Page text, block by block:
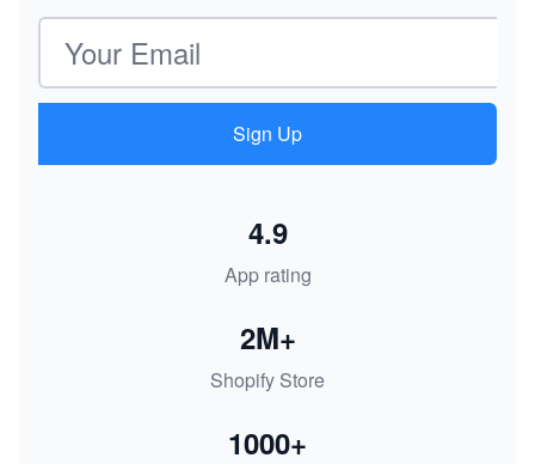
Email address
Sign Up
App rating
4.9
Shopify Store
2M+
1000+